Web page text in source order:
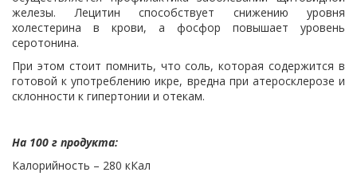
железы. Лецитин способствует снижению уровня
холестерина в крови, а фосфор повышает уровень
серотонина.
При этом стоит помнить, что соль, которая содержится в
готовой к употреблению икре, вредна при атеросклерозе и
склонности к гипертонии и отекам.
На 100 г продукта:
Калорийность – 280 кКал